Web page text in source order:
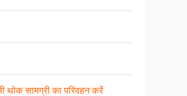
सामग्री का परिवहन करें